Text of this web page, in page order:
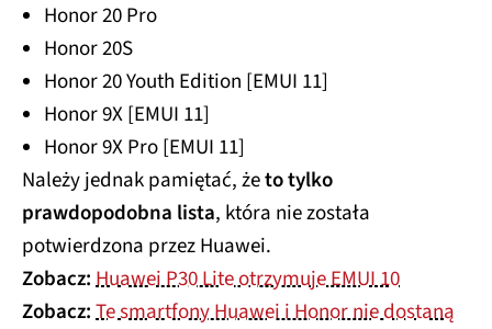
Honor 20 Pro
Honor 20S
Honor 20 Youth Edition [EMUI 11]
Honor 9X [EMUI 11]
Honor 9X Pro [EMUI 11]
Należy jednak pamiętać, żeto tylko
prawdopodobna lista, która nie została
potwierdzona przez Huawei.
Zobacz:Huawei P30 Lite otrzymuje EMUI 10
Zobacz:Te smartfony Huawei i Honor nie dostaną